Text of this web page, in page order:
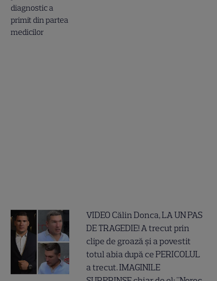
VIDEO Călin Donca, LA UN PAS
DE TRAGEDIE! A trecut prin
clipe de groază și a povestit
totul abia după ce PERICOLUL
a trecut. IMAGINILE